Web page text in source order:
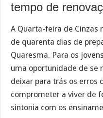
tempo de
A Quarta-feira de Cinzas
de quarenta dias de
Quaresma. Para os
uma oportunidade de se
deixar para trás os erros
comprometer a viver de
sintonia com os